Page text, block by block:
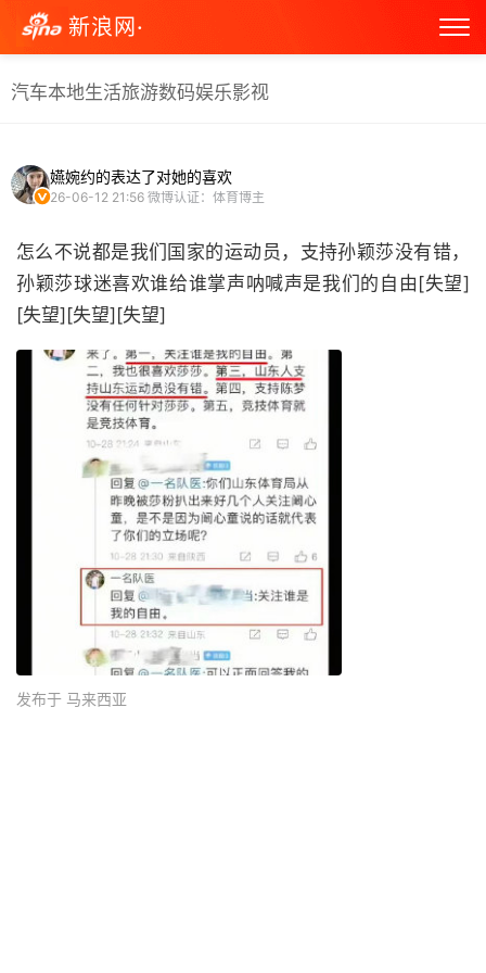
新浪网·
汽车本地生活旅游数码娱乐影视
嬿婉约的表达了对她的喜欢
26-06-12 21:56 微博认证：体育博主
怎么不说都是我们国家的运动员，支持孙颖莎没有错，
孙颖莎球迷喜欢谁给谁掌声呐喊声是我们的自由[失望]
[失望][失望][失望] ​
发布于 马来西亚